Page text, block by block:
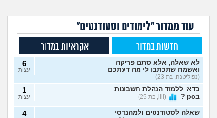
עוד ממדור "לימודים וסטודנטים"
חדשות במדור אקראיות במדור
לא שאלה, אלא סתם פריקה
ואשמח שתכתבו לי מה דעתכם
(נפוליטנה, בת 23)
6
עצות
כדאי ללמוד הנהלת חשבונות
בipc?
(lili, בת 25)
1
עצות
שאלה לסטודנטים ולמהנדסי
4